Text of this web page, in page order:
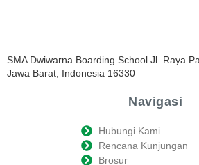
SMA Dwiwarna Boarding School Jl. Raya
Jawa Barat, Indonesia 16330
Navigasi
Hubungi Kami
Rencana Kunjungan
Brosur